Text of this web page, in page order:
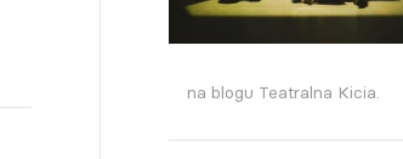
na blogu Teatralna Kicia.